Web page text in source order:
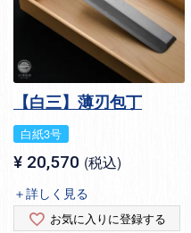
【白三】薄刃包丁
白紙3号
¥ 20,570 税込
＋詳しく見る
お気に入りに登録する